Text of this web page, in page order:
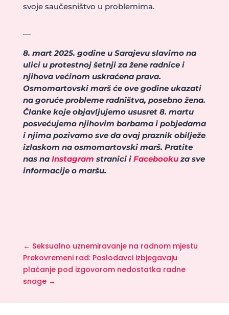
svoje saučesništvo u problemima.
—
8. mart 2025. godine u Sarajevu slavimo na
ulici u protestnoj šetnji za žene radnice i
njihova većinom uskraćena prava.
Osmomartovski marš će ove godine ukazati
na goruće probleme radništva, posebno žena.
Članke koje objavljujemo ususret 8. martu
posvećujemo njihovim borbama i pobjedama
i njima pozivamo sve da ovaj praznik obilježe
izlaskom na osmomartovski marš. Pratite
nas na Instagram stranici i Facebookuza sve
informacije o maršu.
← Seksualno uznemiravanje na radnom mjestu
Prekovremeni rad: Poslodavci izbjegavaju
plaćanje pod izgovorom nedostatka radne
snage→